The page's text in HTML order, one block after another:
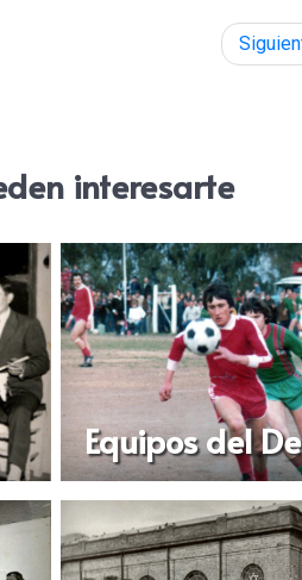
interesarte
Equipos del